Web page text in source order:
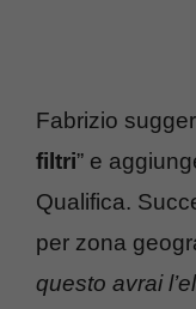
Fabrizio
filtri” e
Qualifica.
per zona
questo avrai